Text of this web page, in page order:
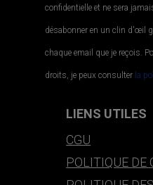
confidentielle et ne sera
désabonner en un clin d'œil
chaque email que je reçois.
droits, je peux consulter la
LIENS UTILES
CGU
POLITIQUE DE